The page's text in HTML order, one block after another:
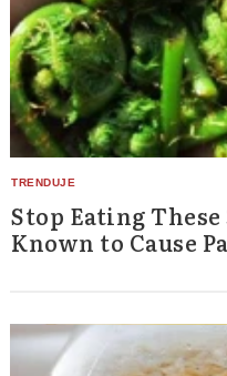
Stop Eating
Known to Cause